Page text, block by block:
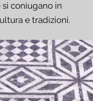
coniugano in
e tradizioni.